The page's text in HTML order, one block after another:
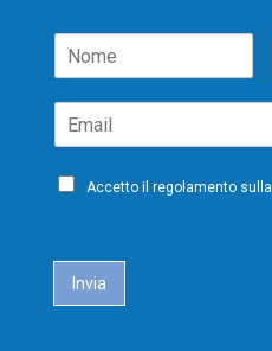
o
em
P
c
Accetto il regolamento sulla
Invia